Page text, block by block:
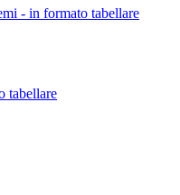
- in formato tabellare
tabellare